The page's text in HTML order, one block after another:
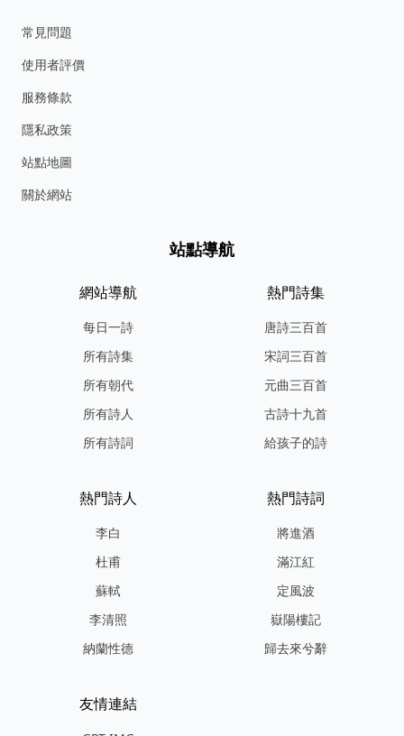
常見問題
使用者評價
服務條款
隱私政策
站點地圖
關於網站
站點導航
網站導航
每日一詩
所有詩集
所有朝代
所有詩人
所有詩詞
熱門詩集
唐詩三百首
宋詞三百首
元曲三百首
古詩十九首
給孩子的詩
熱門詩人
李白
杜甫
蘇軾
李清照
納蘭性德
熱門詩詞
將進酒
滿江紅
定風波
嶽陽樓記
歸去來兮辭
友情連結